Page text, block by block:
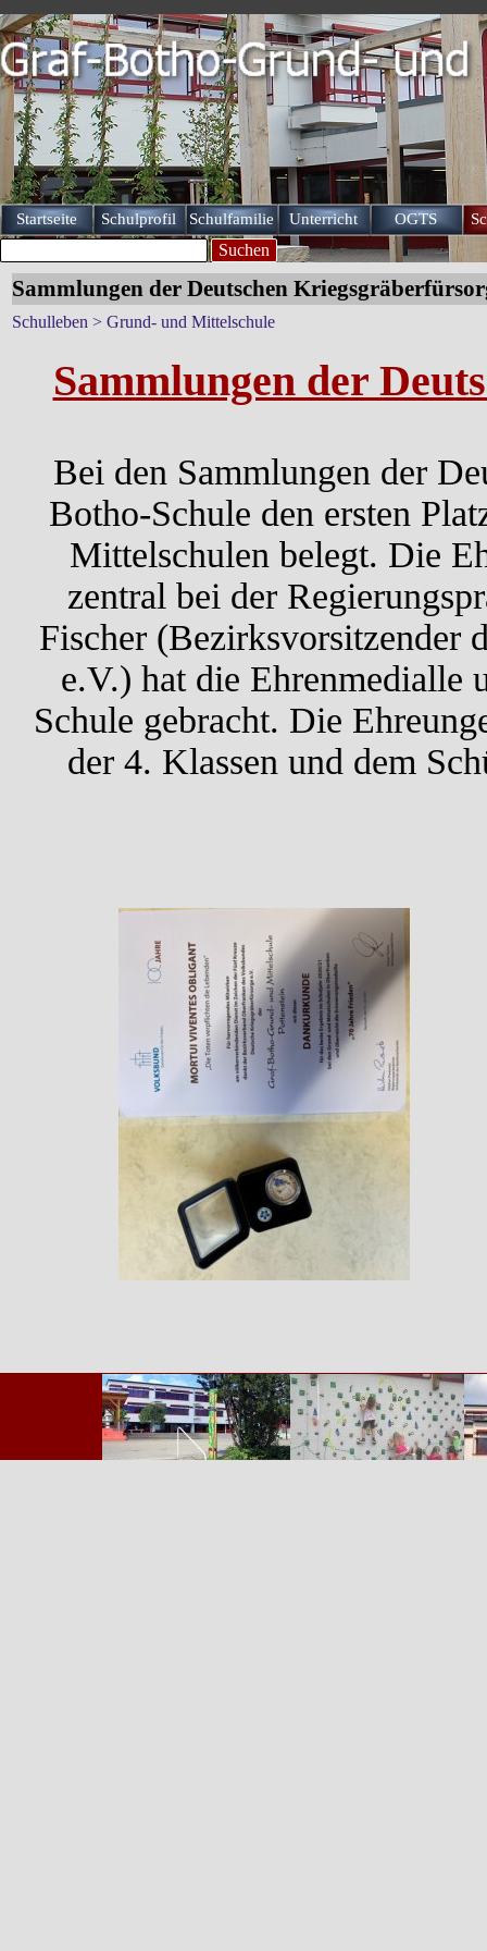
Startseite Schulprofil ▼
Schulfamilie ▼
Unterricht ▼
OGTS
Suchen
Sammlungen der Deutschen
Schulleben > Grund- und Mittelschule
Sammlungen der
Bei den Sammlungen der
Botho-Schule den ersten
Mittelschulen belegt. Die
zentral bei der
Fischer (Bezirksvorsitzender
e.V.) hat die Ehrenmedialle
Schule gebracht. Die
der 4. Klassen und dem